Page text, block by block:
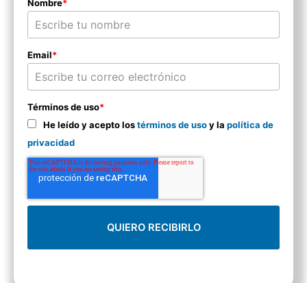
Nombre*
Email*
Términos de uso*
He leído y acepto lostérminos de usoy la política de
privacidad